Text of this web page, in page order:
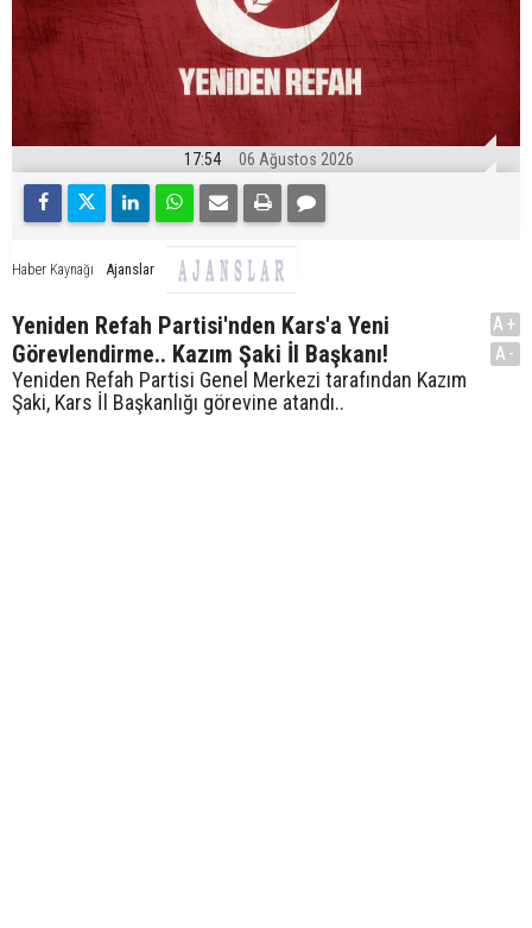
17:54 06 Ağustos 2026
Haber Kaynağı Ajanslar
Yeniden Refah Partisi'nden Kars'a Yeni
Görevlendirme.. Kazım Şaki İl Başkanı!
Yeniden Refah Partisi Genel Merkezi tarafından Kazım
Şaki, Kars İl Başkanlığı görevine atandı..
A+
A-